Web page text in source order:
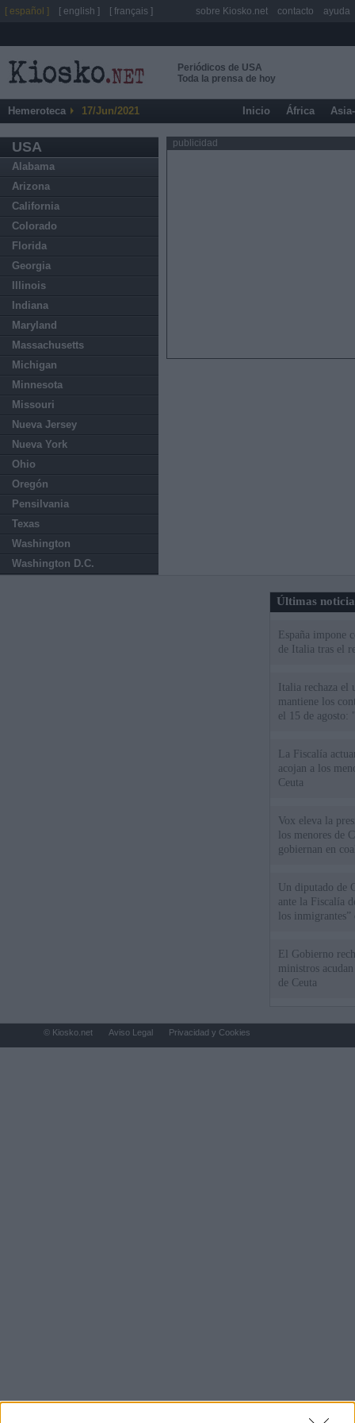
Periódicos de USA
Toda la prensa de hoy
Hemeroteca 17/Jun/2021 Inicio África
USA
Alabama
Arizona
California
Colorado
Florida
Georgia
Illinois
Indiana
Maryland
Massachusetts
Michigan
Minnesota
Missouri
Nueva Jersey
Nueva York
Ohio
Oregón
Pensilvania
Texas
Washington
Washington D.C.
publicidad
Últimas
España impone
de Italia tras el
Italia rechaza
mantiene los
el 15 de agosto:
La Fiscalía
acojan a los
Ceuta
Vox eleva la
los menores de
gobiernan en
Un diputado de
ante la Fiscalía
los inmigrantes”
El Gobierno
ministros
de Ceuta
[ español ] [ english ] [ français ] sobre Kiosko.net contacto ayuda
© Kiosko.net Aviso Legal Privacidad y Cookies